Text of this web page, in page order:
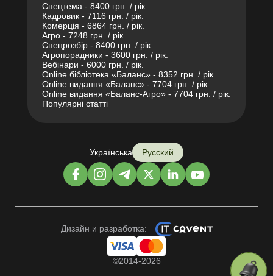
Спецтема - 8400 грн. / рік.
Кадровик - 7116 грн. / рік.
Комерція - 6864 грн. / рік.
Агро - 7248 грн. / рік.
Спецрозбір - 8400 грн. / рік.
Агропорадники - 3600 грн. / рік.
Вебінари - 6000 грн. / рік.
Online бібліотека «Баланс» - 8352 грн. / рік.
Online видання «Баланс» - 7704 грн. / рік.
Online видання «Баланс-Агро» - 7704 грн. / рік.
Популярні статті
Українська Русский
Дизайн и разработка:
©2014-2026